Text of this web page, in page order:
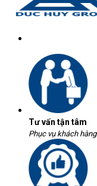
Tư vấn tận tâm
Phục vụ khách hàng